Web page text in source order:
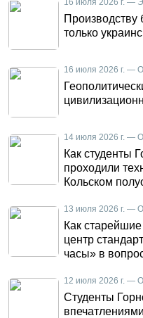
16 июля 2026 г. —
только
16 июля 2026 г. —
14 июля 2026 г. —
Как студенты
проходили
Кольском
13 июля 2026 г. —
Как старейшие
центр
часы» в
12 июля 2026 г. —
Студенты